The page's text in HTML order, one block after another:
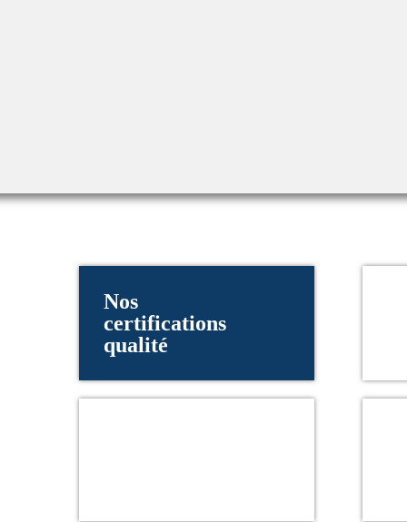
Nos
certifications
qualité